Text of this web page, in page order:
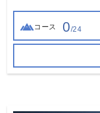
コース 0/24